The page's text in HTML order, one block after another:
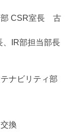
部 CSR室長 古
、IR部担当部長
ナビリティ部
換